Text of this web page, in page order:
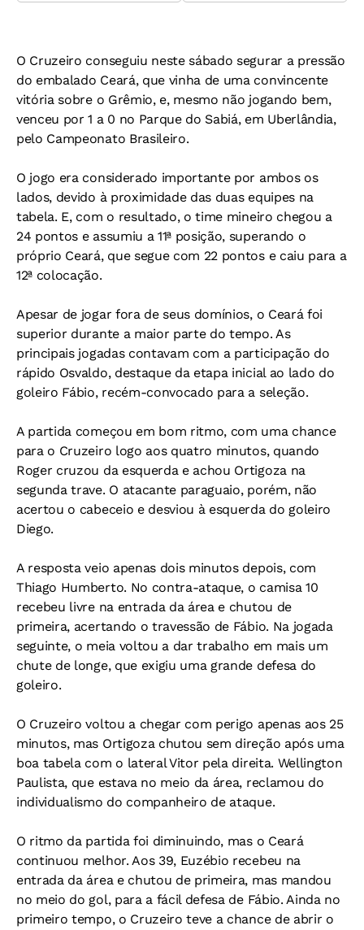
O Cruzeiro conseguiu neste sábado segurar a pressão
do embalado Ceará, que vinha de uma convincente
vitória sobre o Grêmio, e, mesmo não jogando bem,
venceu por 1 a 0 no Parque do Sabiá, em Uberlândia,
pelo Campeonato Brasileiro.
O jogo era considerado importante por ambos os
lados, devido à proximidade das duas equipes na
tabela. E, com o resultado, o time mineiro chegou a
24 pontos e assumiu a 11ª posição, superando o
próprio Ceará, que segue com 22 pontos e caiu para a
12ª colocação.
Apesar de jogar fora de seus domínios, o Ceará foi
superior durante a maior parte do tempo. As
principais jogadas contavam com a participação do
rápido Osvaldo, destaque da etapa inicial ao lado do
goleiro Fábio, recém-convocado para a seleção.
A partida começou em bom ritmo, com uma chance
para o Cruzeiro logo aos quatro minutos, quando
Roger cruzou da esquerda e achou Ortigoza na
segunda trave. O atacante paraguaio, porém, não
acertou o cabeceio e desviou à esquerda do goleiro
Diego.
A resposta veio apenas dois minutos depois, com
Thiago Humberto. No contra-ataque, o camisa 10
recebeu livre na entrada da área e chutou de
primeira, acertando o travessão de Fábio. Na jogada
seguinte, o meia voltou a dar trabalho em mais um
chute de longe, que exigiu uma grande defesa do
goleiro.
O Cruzeiro voltou a chegar com perigo apenas aos 25
minutos, mas Ortigoza chutou sem direção após uma
boa tabela com o lateral Vitor pela direita. Wellington
Paulista, que estava no meio da área, reclamou do
individualismo do companheiro de ataque.
O ritmo da partida foi diminuindo, mas o Ceará
continuou melhor. Aos 39, Euzébio recebeu na
entrada da área e chutou de primeira, mas mandou
no meio do gol, para a fácil defesa de Fábio. Ainda no
primeiro tempo, o Cruzeiro teve a chance de abrir o